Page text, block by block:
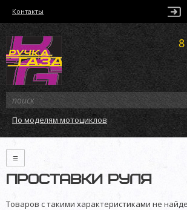
Контакты
По моделям мотоциклов
≡
ПРОСТАВКИ РУЛЯ
Товаров с такими характеристиками не